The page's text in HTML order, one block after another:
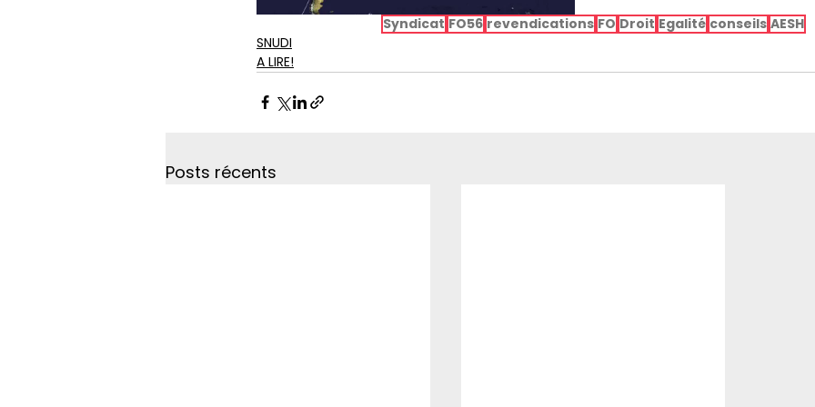
Syndicat FO56 revendications FO Droit Egalité conseils AESH
SNUDI
A LIRE!
Posts récents